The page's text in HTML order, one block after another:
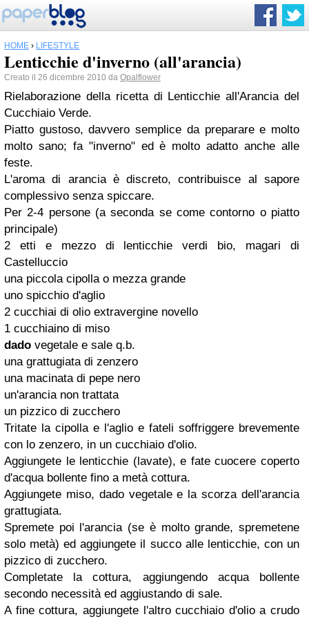
HOME › LIFESTYLE
Lenticchie d'inverno (all'arancia)
Creato il 26 dicembre 2010 da Opalflower
Rielaborazione della ricetta di Lenticchie all'Arancia del
Cucchiaio Verde.
Piatto gustoso, davvero semplice da preparare e molto
molto sano; fa "inverno" ed è molto adatto anche alle
feste.
L'aroma di arancia è discreto, contribuisce al sapore
complessivo senza spiccare.
Per 2-4 persone (a seconda se come contorno o piatto
principale)
2 etti e mezzo di lenticchie verdi bio, magari di
Castelluccio
una piccola cipolla o mezza grande
uno spicchio d'aglio
2 cucchiai di olio extravergine novello
1 cucchiaino di miso
dado vegetale e sale q.b.
una grattugiata di zenzero
una macinata di pepe nero
un'arancia non trattata
un pizzico di zucchero
Tritate la cipolla e l'aglio e fateli soffriggere brevemente
con lo zenzero, in un cucchiaio d'olio.
Aggiungete le lenticchie (lavate), e fate cuocere coperto
d'acqua bollente fino a metà cottura.
Aggiungete miso, dado vegetale e la scorza dell'arancia
grattugiata.
Spremete poi l'arancia (se è molto grande, spremetene
solo metà) ed aggiungete il succo alle lenticchie, con un
pizzico di zucchero.
Completate la cottura, aggiungendo acqua bollente
secondo necessità ed aggiustando di sale.
A fine cottura, aggiungete l'altro cucchiaio d'olio a crudo